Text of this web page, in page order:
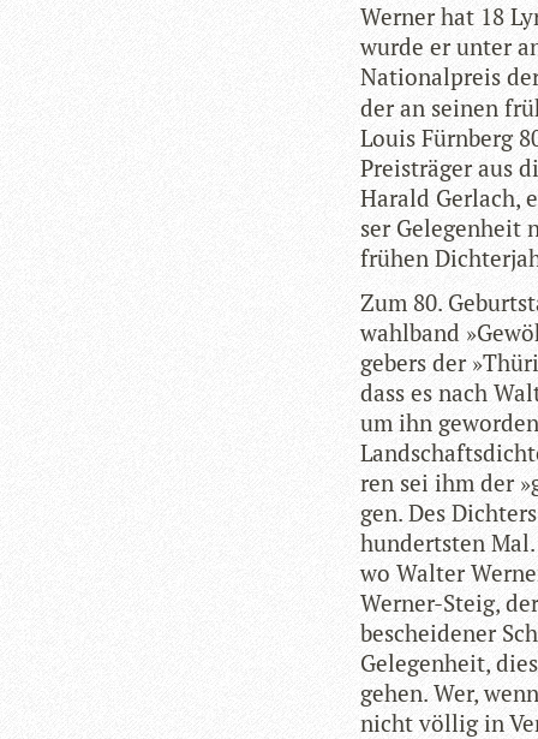
Wer­ner hat 18
wurde er unter
Natio­nal­preis
der an sei­nen
Louis Fürn­berg
Preis­trä­ger aus
Harald Ger­lach,
ser Gele­gen­heit
frü­hen
Zum 80.
wahl­band
ge­bers der
dass es nach
um ihn
ren sei ihm der
gen. Des
hun­derts­ten
wo Wal­ter
Wer­ner-Steig,
beschei­de­ner
Gele­gen­heit,
gehen. Wer,
nicht völ­lig in